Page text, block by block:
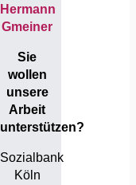
Hermann
Gmeiner
Sie
wollen
unsere
Arbeit
unterstützen?
Sozialbank
Köln